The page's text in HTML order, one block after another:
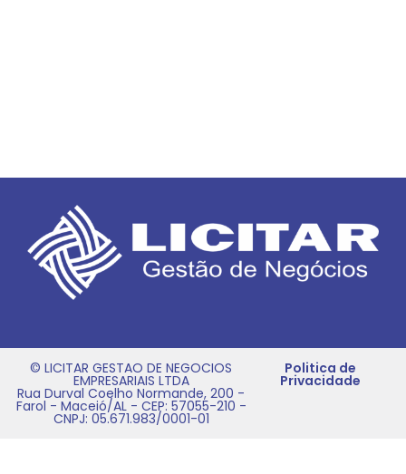
© LICITAR GESTAO DE NEGOCIOS
EMPRESARIAIS LTDA
Rua Durval Coelho Normande, 200 -
Farol - Maceió/AL - CEP: 57055-210 -
CNPJ: 05.671.983/0001-01
Politica de
Privacidade